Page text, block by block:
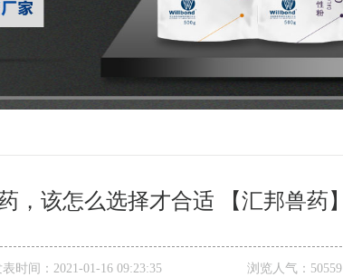
，该怎么选择才合适 【汇邦兽药】
时间： 2021-01-16 09:23:35 浏览人气： 50559